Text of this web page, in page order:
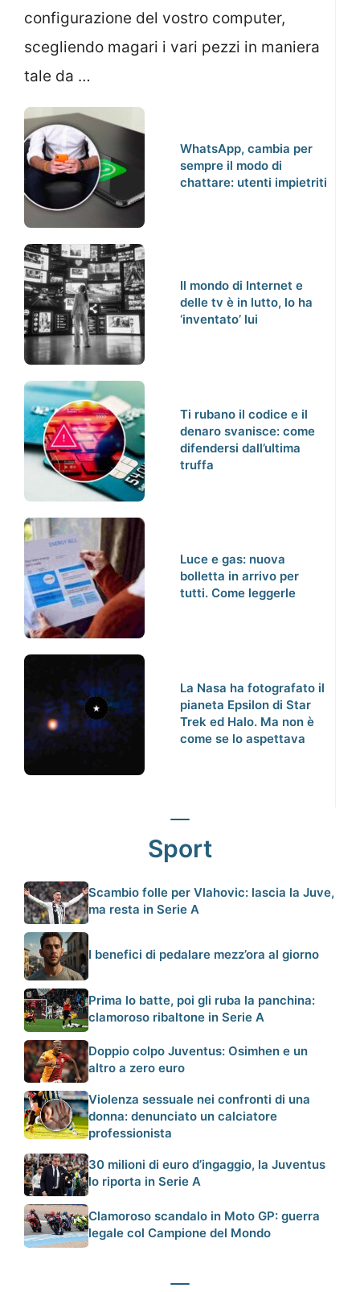
configurazione del vostro computer,
scegliendo magari i vari pezzi in maniera
tale da …
WhatsApp, cambia per
sempre il modo di
chattare: utenti impietriti
Il mondo di Internet e
delle tv è in lutto, lo ha
‘inventato’ lui
Ti rubano il codice e il
denaro svanisce: come
difendersi dall’ultima
truffa
Luce e gas: nuova
bolletta in arrivo per
tutti. Come leggerle
La Nasa ha fotografato il
pianeta Epsilon di Star
Trek ed Halo. Ma non è
come se lo aspettava
Sport
Scambio folle per Vlahovic: lascia la Juve,
ma resta in Serie A
I benefici di pedalare mezz’ora al giorno
Prima lo batte, poi gli ruba la panchina:
clamoroso ribaltone in Serie A
Doppio colpo Juventus: Osimhen e un
altro a zero euro
Violenza sessuale nei confronti di una
donna: denunciato un calciatore
professionista
30 milioni di euro d’ingaggio, la Juventus
lo riporta in Serie A
Clamoroso scandalo in Moto GP: guerra
legale col Campione del Mondo